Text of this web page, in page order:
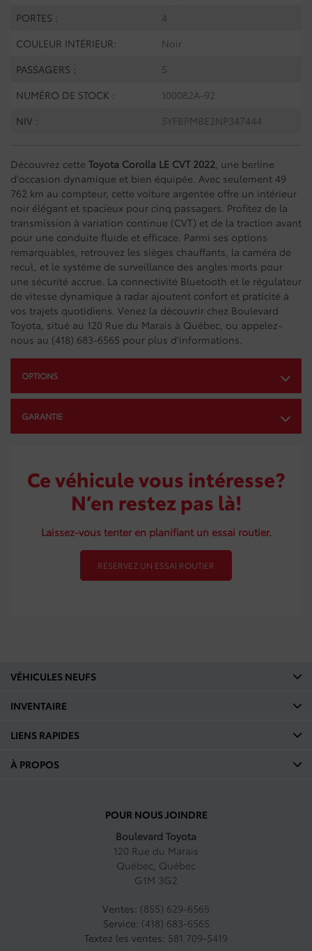
PORTES :
4
COULEUR INTÉRIEUR:
Noir
PASSAGERS :
5
NUMÉRO DE STOCK :
100082A-92
NIV :
5YFBPMBE2NP347444
Découvrez cette Toyota Corolla LE CVT 2022, une berline
d'occasion dynamique et bien équipée. Avec seulement 49
762 km au compteur, cette voiture argentée offre un intérieur
noir élégant et spacieux pour cinq passagers. Profitez de la
transmission à variation continue (CVT) et de la traction avant
pour une conduite fluide et efficace. Parmi ses options
remarquables, retrouvez les sièges chauffants, la caméra de
recul, et le système de surveillance des angles morts pour
une sécurité accrue. La connectivité Bluetooth et le régulateur
de vitesse dynamique à radar ajoutent confort et praticité à
vos trajets quotidiens. Venez la découvrir chez Boulevard
Toyota, situé au 120 Rue du Marais à Québec, ou appelez-
nous au (418) 683-6565 pour plus d'informations.
OPTIONS
GARANTIE
Ce véhicule vous intéresse?
N’en restez pas là!
Laissez-vous tenter en planifiant un essai routier.
RÉSERVEZ UN ESSAI ROUTIER
POUR NOUS JOINDRE
Boulevard Toyota
120 Rue du Marais
Québec Québec
G1M 3G2
Ventes: (855) 629-6565
Service: (418) 683-6565
Textez les ventes: 581 709-5419
VÉHICULES NEUFS
INVENTAIRE
LIENS RAPIDES
À PROPOS